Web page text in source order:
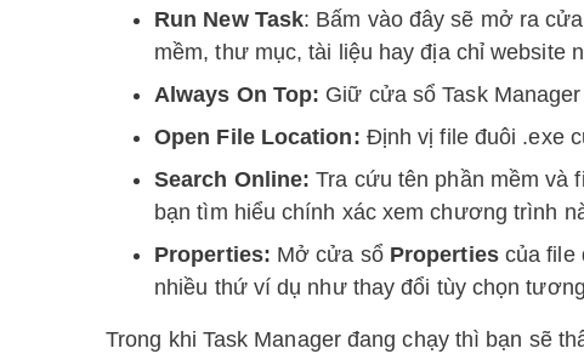
Run New Task: Bấm vào đây sẽ mở ra cửa
mềm, thư mục, tài liệu hay địa chỉ website
Always On Top: Giữ cửa sổ Task
Open File Location: Định vị file đuôi .exe
Search Online: Tra cứu tên phần mềm và
bạn tìm hiểu chính xác xem chương trình
Properties: Mở cửa sổ Propertiescủa file
nhiều thứ ví dụ như thay đổi tùy chọn
Trong khi Task Manager đang chạy thì bạn sẽ